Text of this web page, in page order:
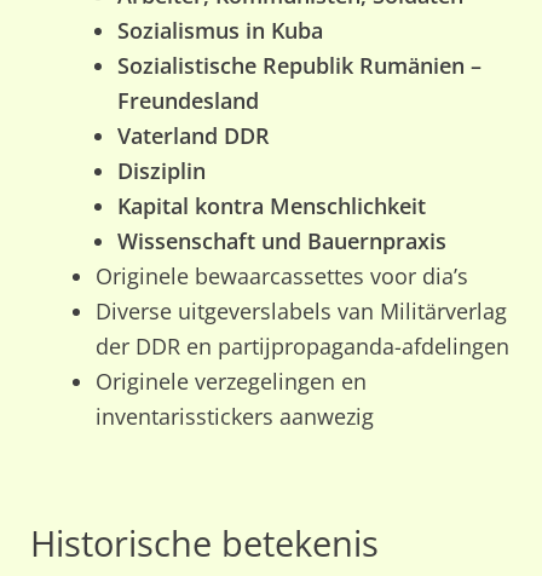
Sozialismus in Kuba
Sozialistische Republik Rumänien –
Freundesland
Vaterland DDR
Disziplin
Kapital kontra Menschlichkeit
Wissenschaft und Bauernpraxis
Originele bewaarcassettes voor dia’s
Diverse uitgeverslabels van Militärverlag
der DDR en partijpropaganda-afdelingen
Originele verzegelingen en
inventarisstickers aanwezig
Historische betekenis